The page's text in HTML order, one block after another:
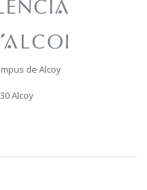
de Alcoy
Alcoy